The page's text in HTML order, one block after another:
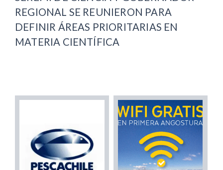
REGIONAL SE REUNIERON PARA
DEFINIR ÁREAS PRIORITARIAS EN
MATERIA CIENTÍFICA